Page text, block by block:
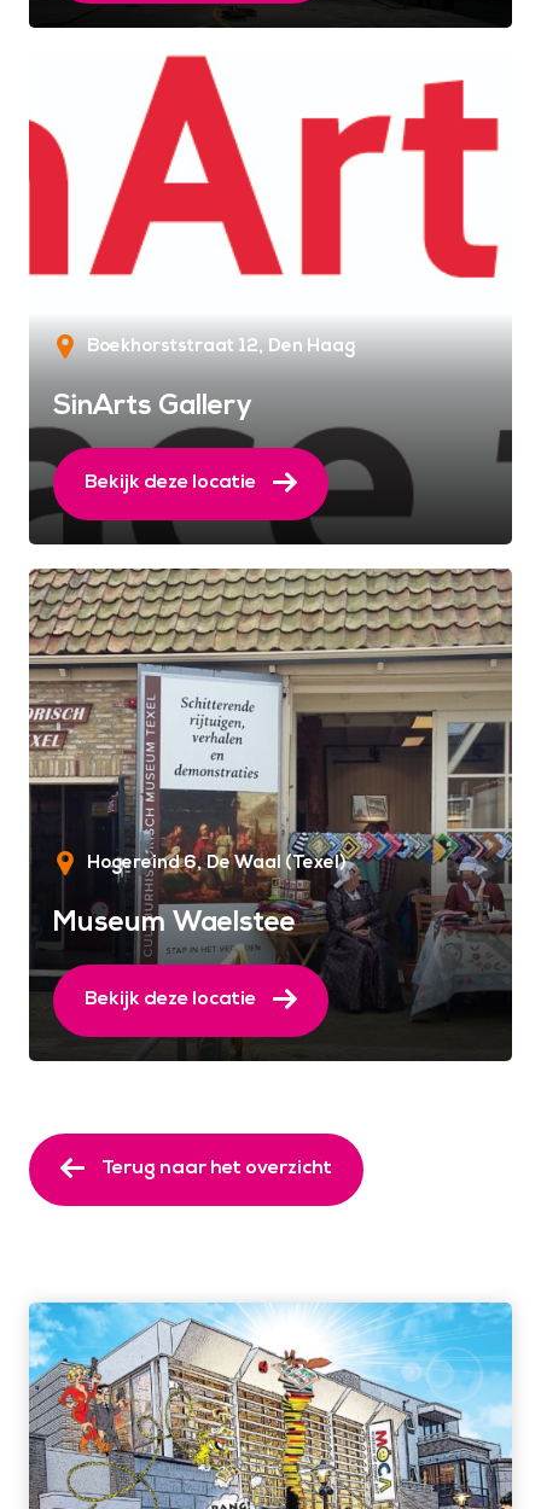
Boekhorststraat 12 Den Haag
SinArts Gallery
Bekijk deze locatie
Hogereind 6 De Waal (Texel)
Museum Waelstee
Bekijk deze locatie
Terug naar het overzicht